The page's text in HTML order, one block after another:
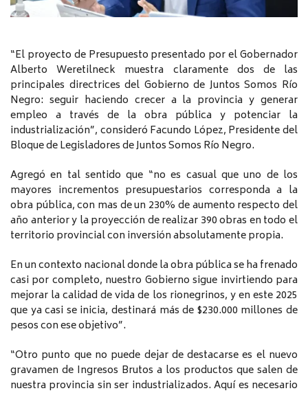
“El proyecto de Presupuesto presentado por el Gobernador
Alberto Weretilneck muestra claramente dos de las
principales directrices del Gobierno de Juntos Somos Río
Negro: seguir haciendo crecer a la provincia y generar
empleo a través de la obra pública y potenciar la
industrialización”, consideró Facundo López, Presidente del
Bloque de Legisladores de Juntos Somos Río Negro.
Agregó en tal sentido que “no es casual que uno de los
mayores incrementos presupuestarios corresponda a la
obra pública, con mas de un 230% de aumento respecto del
año anterior y la proyección de realizar 390 obras en todo el
territorio provincial con inversión absolutamente propia.
En un contexto nacional donde la obra pública se ha frenado
casi por completo, nuestro Gobierno sigue invirtiendo para
mejorar la calidad de vida de los rionegrinos, y en este 2025
que ya casi se inicia, destinará más de $230.000 millones de
pesos con ese objetivo”.
“Otro punto que no puede dejar de destacarse es el nuevo
gravamen de Ingresos Brutos a los productos que salen de
nuestra provincia sin ser industrializados. Aquí es necesario